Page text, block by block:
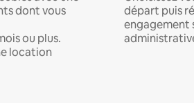
dont vous
ou plus.
location
départ puis
engagement